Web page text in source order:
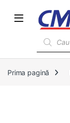
Prima pagină